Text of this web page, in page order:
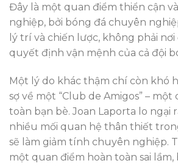
Đây là một quan điểm thiển cận
nghiệp, bởi bóng đá chuyên
lý trí và chiến lược, không phải nơi
quyết định vận mệnh của cả đội
Một lý do khác thậm chí còn khó
sợ về một “Club de Amigos” – một
toàn bạn bè. Joan Laporta lo ngại
nhiều mối quan hệ thân thiết
sẽ làm giảm tính chuyên nghiệp.
một quan điểm hoàn toàn sai lầm,